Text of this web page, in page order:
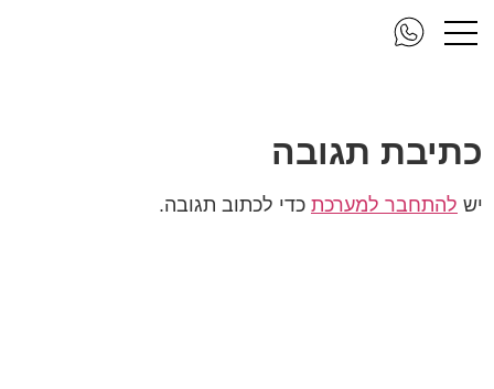
DSC_3903-Edit
כתיבת תגובה
יש להתחבר למערכת כדי לכתוב תגובה.